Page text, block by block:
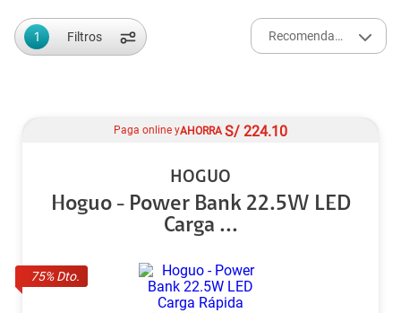
1 Filtros Recomendados
75% Dto.
Paga online yAHORRA S/ 224.10
HOGUO
Hoguo - Power Bank 22.5W LED
Carga ...